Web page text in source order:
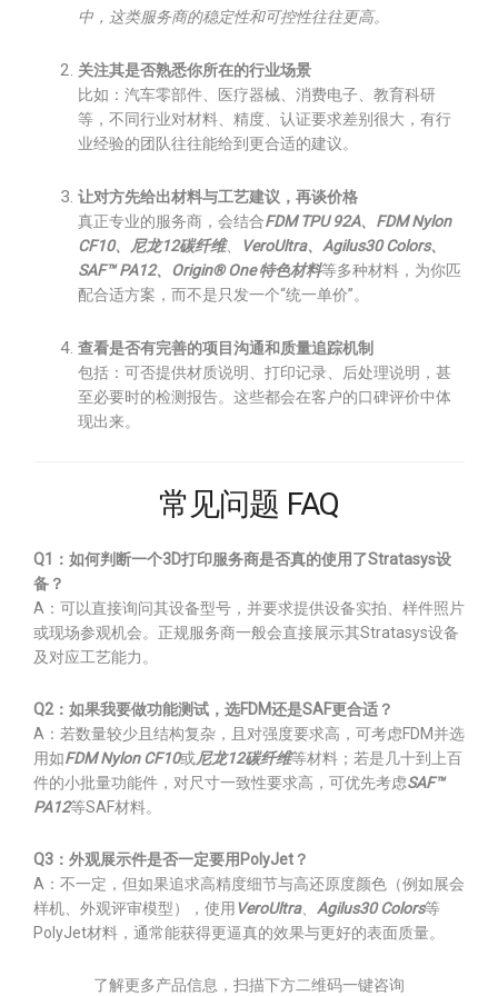
中，这类服务商的稳定性和可控性往往更高。
关注其是否熟悉你所在的行业场景
比如：汽车零部件、医疗器械、消费电子、教育科研
等，不同行业对材料、精度、认证要求差别很大，有行
业经验的团队往往能给到更合适的建议。
让对方先给出材料与工艺建议，再谈价格
真正专业的服务商，会结合FDM TPU 92A、FDM Nylon
CF10、尼龙12碳纤维、
VeroUltra、Agilus30 Colors、
SAF™ PA12、Origin® One 特色材料等多种材料，为你匹
配合适方案，而不是只发一个“统一单价”。
查看是否有完善的项目沟通和质量追踪机制
包括：可否提供材质说明、打印记录、后处理说明，甚
至必要时的检测报告。这些都会在客户的口碑评价中体
现出来。
常见问题 FAQ
Q1：如何判断一个3D打印服务商是否真的使用了Stratasys设
备？
A：可以直接询问其设备型号，并要求提供设备实拍、样件照片
或现场参观机会。正规服务商一般会直接展示其Stratasys设备
及对应工艺能力。
Q2：如果我要做功能测试，选FDM还是SAF更合适？
A：若数量较少且结构复杂，且对强度要求高，可考虑FDM并选
用如FDM Nylon CF10或尼龙12碳纤维等材料；若是几十到上百
件的小批量功能件，对尺寸一致性要求高，可优先考虑SAF™
PA12等SAF材料。
Q3：外观展示件是否一定要用PolyJet？
A：不一定，但如果追求高精度细节与高还原度颜色（例如展会
样机、外观评审模型），使用 VeroUltra、 Agilus30 Colors等
PolyJet材料，通常能获得更逼真的效果与更好的表面质量。
了解更多产品信息，扫描下方二维码一键咨询